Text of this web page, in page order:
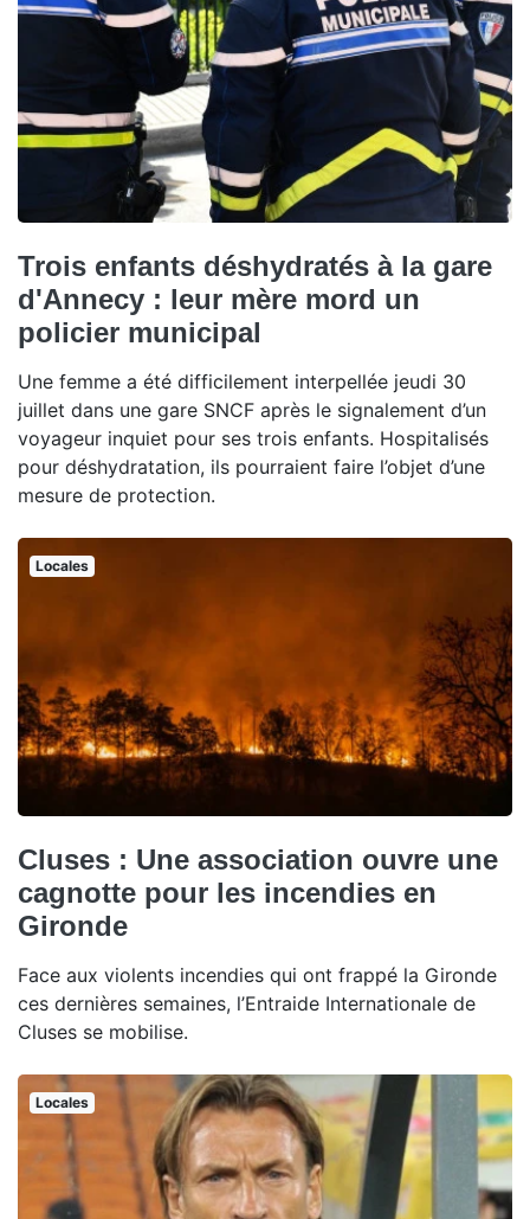
Trois enfants déshydratés à la gare
d'Annecy : leur mère mord un
policier municipal
Une femme a été difficilement interpellée jeudi 30
juillet dans une gare SNCF après le signalement d’un
voyageur inquiet pour ses trois enfants. Hospitalisés
pour déshydratation, ils pourraient faire l’objet d’une
mesure de protection.
Locales
Cluses : Une association ouvre une
cagnotte pour les incendies en
Gironde
Face aux violents incendies qui ont frappé la Gironde
ces dernières semaines, l’Entraide Internationale de
Cluses se mobilise.
Locales